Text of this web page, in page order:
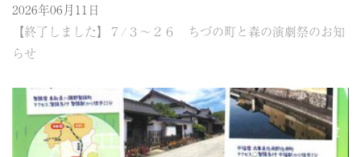
2026年06月11日
【終了しました】７/３～２６ ちづの町と森の演劇祭のお知
らせ